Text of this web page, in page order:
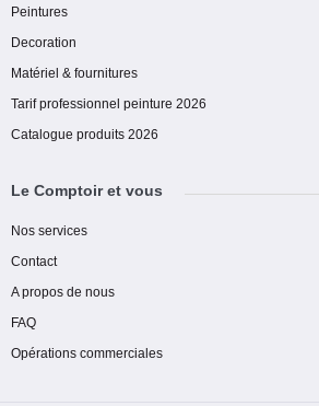
Peintures
Decoration
Matériel & fournitures
Tarif professionnel peinture 2026
Catalogue produits 2026
Le Comptoir et vous
Nos services
Contact
A propos de nous
FAQ
Opérations commerciales